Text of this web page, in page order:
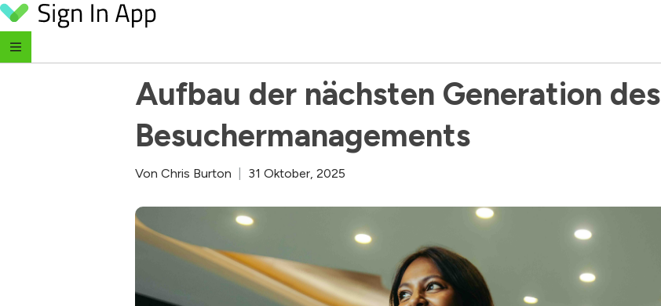
Skip to content
Aufbau der nächsten Generation des
Besuchermanagements
Von Chris Burton 31 Oktober, 2025